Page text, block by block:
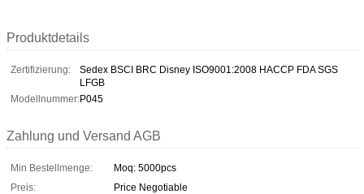
Produktdetails
Zertifizierung:
Sedex BSCI BRC Disney ISO9001:2008 HACCP FDA SGS
LFGB
Modellnummer:P045
Zahlung und Versand AGB
Min Bestellmenge:
Moq: 5000pcs
Preis:
Price Negotiable